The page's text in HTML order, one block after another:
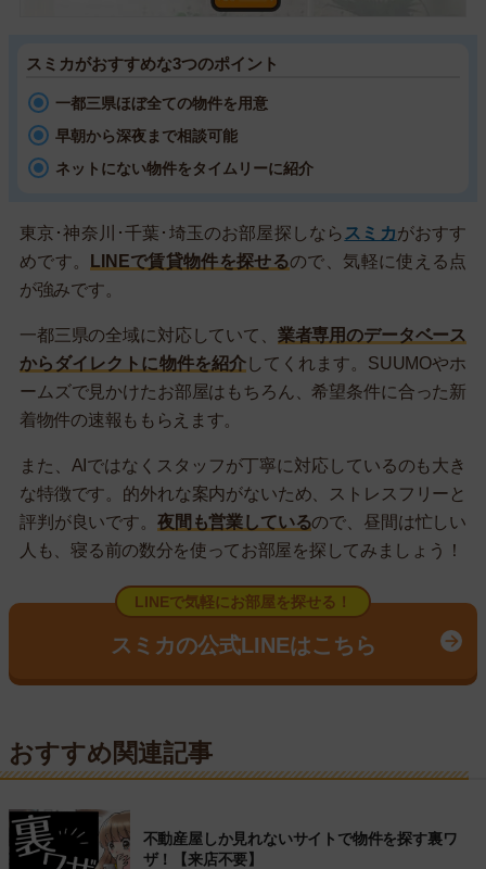
スミカがおすすめな3つのポイント
一都三県ほぼ全ての物件を用意
早朝から深夜まで相談可能
ネットにない物件をタイムリーに紹介
東京･神奈川･千葉･埼玉のお部屋探しならスミカがおすす
めです。
LINEで賃貸物件を探せるので、気軽に使える点
が強みです。
一都三県の全域に対応していて、 業者専用のデータベース
からダイレクトに物件を紹介してくれます。SUUMOやホ
ームズで見かけたお部屋はもちろん、希望条件に合った新
着物件の速報ももらえます。
また、AIではなくスタッフが丁寧に対応しているのも大き
な特徴です。的外れな案内がないため、ストレスフリーと
評判が良いです。 夜間も営業しているので、昼間は忙しい
人も、寝る前の数分を使ってお部屋を探してみましょう！
LINEで気軽にお部屋を探せる！
スミカの公式LINEはこちら
おすすめ関連記事
不動産屋しか見れないサイトで物件を探す裏ワ
ザ！【来店不要】